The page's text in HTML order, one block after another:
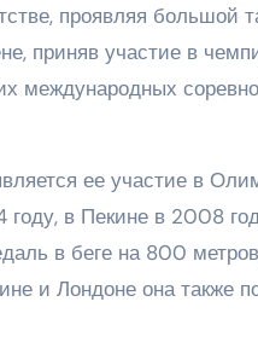
проявляя большой
приняв участие в
международных
ее участие в
в Пекине в 2008
в беге на 800
и Лондоне она также